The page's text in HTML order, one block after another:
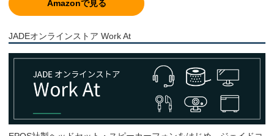
Amazonで見る
JADEオンラインストア Work At